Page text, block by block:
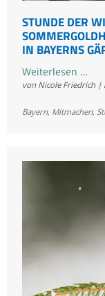
STUNDE DER
IN BAYERNS
Weiterlesen …
der
im
in
von Nicole Friedrich |
Bayern, Mitmachen,